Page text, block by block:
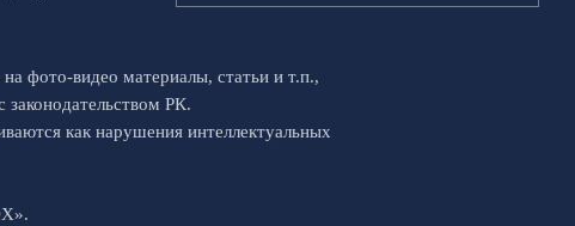
фото-видео материалы, статьи и т.п.,
РК.
как нарушения интеллектуальных